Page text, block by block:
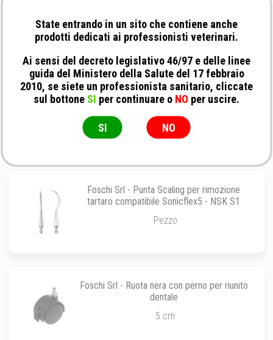
Pezzo
Foschi Srl - Punta Scaling per ablatore
Satelec 2-DTE GD6-NSK G2
Pezzo
Foschi Srl - Punta Scaling per rimozione
tartaro compatibile Sonicflex5 - NSK S1
Pezzo
Foschi Srl - Ruota nera con perno per riunito
dentale
5 cm
State entrando in un sito che contiene anche
prodotti dedicati ai professionisti veterinari.
Ai sensi del decreto legislativo 46/97 e delle linee
guida del Ministero della Salute del 17 febbraio
2010, se siete un professionista sanitario, cliccate
sul bottone SI per continuare o NO per uscire.
SI NO